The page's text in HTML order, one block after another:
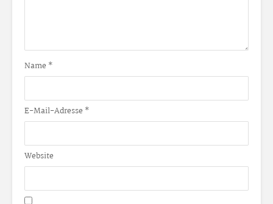
Name *
E-Mail-Adresse *
Website